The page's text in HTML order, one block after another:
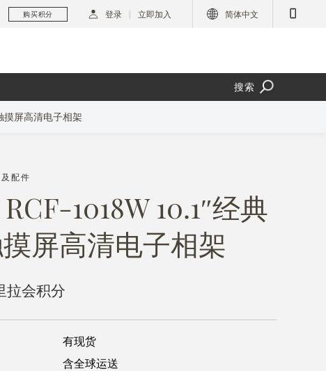
购买积分 登录 立即加入 简体中文
搜索
屏高清电子相架
配件
1018W 10.1″经典
屏高清电子相架
拉会积分
有现货
含全球运送